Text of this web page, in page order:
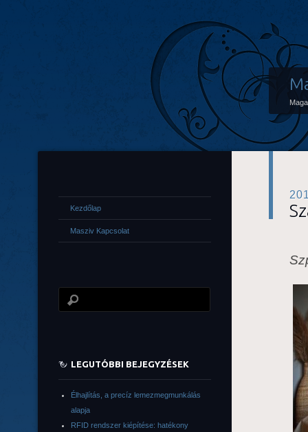
Kezdőlap
Masziv Kapcsolat
LEGUTÓBBI BEJEGYZÉSEK
Élhajlítás, a precíz lemezmegmunkálás
alapja
RFID rendszer kiépítése: hatékony